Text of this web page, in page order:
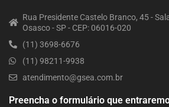
Rua Presidente Castelo Branco, 45 -
Osasco - SP - CEP: 06016-020
(11) 3698-6676
(11) 98211-9938
atendimento@gsea.com.br
Preencha o formulário que